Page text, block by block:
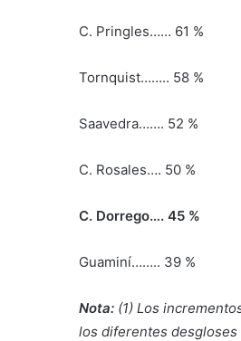
C. Pringles…… 61 %
Tornquist…….. 58 %
Saavedra……. 52 %
C. Rosales…. 50 %
C. Dorrego…. 45 %
Guaminí…….. 39 %
Nota: (1) Los
los diferentes